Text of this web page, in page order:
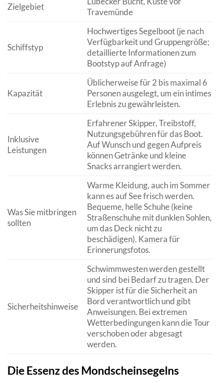
Zielgebiet
Travemünde
Schiffstyp
Hochwertiges Segelboot (je nach
Verfügbarkeit und Gruppengröße;
detaillierte Informationen zum
Bootstyp auf Anfrage)
Kapazität
Üblicherweise für 2 bis maximal 6
Personen ausgelegt, um ein intimes
Erlebnis zu gewährleisten.
Inklusive
Leistungen
Erfahrener Skipper, Treibstoff,
Nutzungsgebühren für das Boot.
Auf Wunsch und gegen Aufpreis
können Getränke und kleine
Snacks arrangiert werden.
Was Sie mitbringen
sollten
Warme Kleidung, auch im Sommer
kann es auf See frisch werden.
Bequeme, helle Schuhe (keine
Straßenschuhe mit dunklen Sohlen,
um das Deck nicht zu
beschädigen). Kamera für
Erinnerungsfotos.
Sicherheitshinweise
Schwimmwesten werden gestellt
und sind bei Bedarf zu tragen. Der
Skipper ist für die Sicherheit an
Bord verantwortlich und gibt
Anweisungen. Bei extremen
Wetterbedingungen kann die Tour
verschoben oder abgesagt
werden.
Die Essenz des Mondscheinsegelns